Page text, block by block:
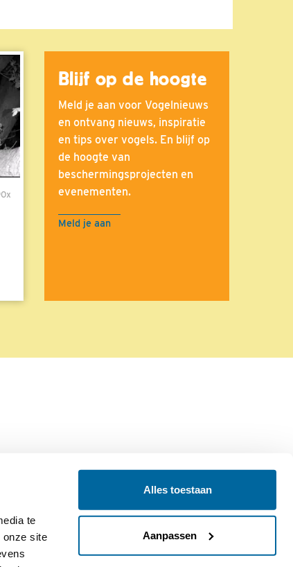
te
onze site
Alles toestaan
Aanpassen
Blijf op de hoogte
Meld je aan voor Vogelnieuws
en ontvang nieuws, inspiratie
en tips over vogels. En blijf op
de hoogte van
beschermingsprojecten en
evenementen.
Meld je aan
Colofon